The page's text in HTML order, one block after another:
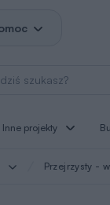
projekt
Inne projekty
Przejrzysty -